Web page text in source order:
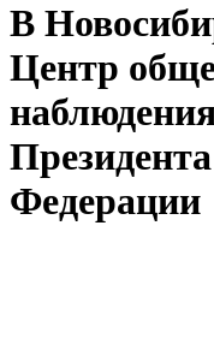
В
Центр
Федерации